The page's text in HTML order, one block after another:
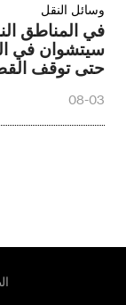
وسائل النقل
في المناطق
سيتشوان في
حتى توقف
08-03